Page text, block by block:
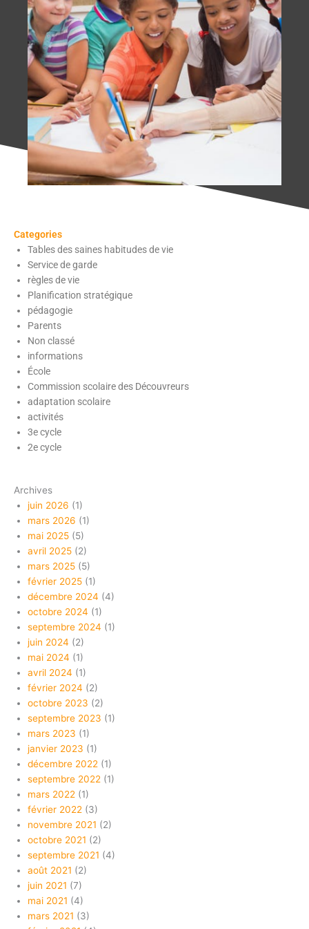
Categories
Tables des saines habitudes de vie
Service de garde
règles de vie
Planification stratégique
pédagogie
Parents
Non classé
informations
École
Commission scolaire des Découvreurs
adaptation scolaire
activités
3e cycle
2e cycle
Archives
juin 2026 (1)
mars 2026 (1)
mai 2025 (5)
avril 2025 (2)
mars 2025 (5)
février 2025 (1)
décembre 2024 (4)
octobre 2024 (1)
septembre 2024 (1)
juin 2024 (2)
mai 2024 (1)
avril 2024 (1)
février 2024 (2)
octobre 2023 (2)
septembre 2023 (1)
mars 2023 (1)
janvier 2023 (1)
décembre 2022 (1)
septembre 2022 (1)
mars 2022 (1)
février 2022 (3)
novembre 2021 (2)
octobre 2021 (2)
septembre 2021 (4)
août 2021 (2)
juin 2021 (7)
mai 2021 (4)
mars 2021 (3)